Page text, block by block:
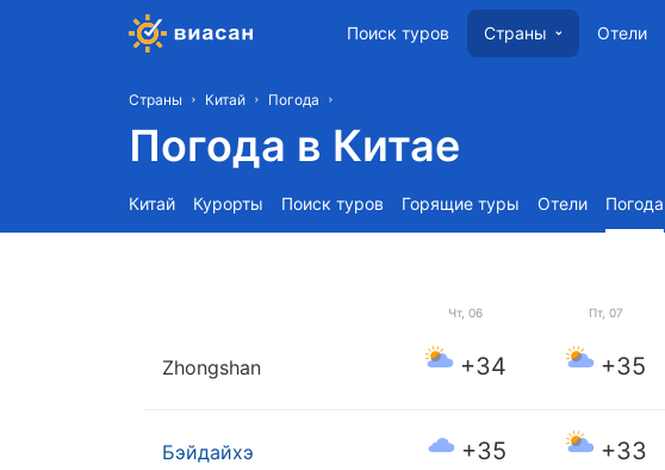
Поиск туров Страны Отели
Страны Китай Погода
Погода в Китае
Китай Курорты Поиск туров Горящие туры Отели Погода
Чт, 06 Пт, 07
Zhongshan +34 +35
Бэйдайхэ +35 +33